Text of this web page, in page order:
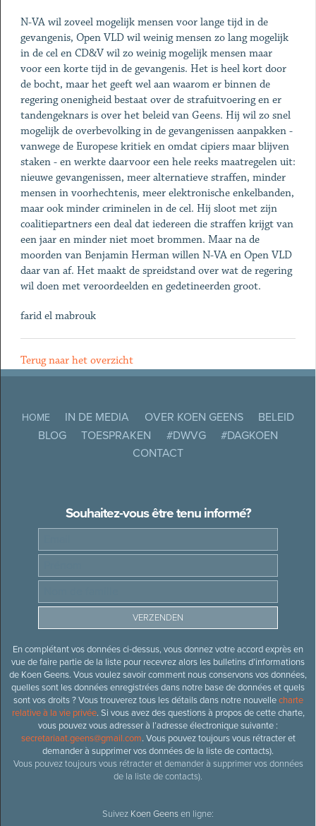
N-VA wil zoveel mogelijk mensen voor lange tijd in de
gevangenis, Open VLD wil weinig mensen zo lang mogelijk
in de cel en CD&V wil zo weinig mogelijk mensen maar
voor een korte tijd in de gevangenis. Het is heel kort door
de bocht, maar het geeft wel aan waarom er binnen de
regering onenigheid bestaat over de strafuitvoering en er
tandengeknars is over het beleid van Geens. Hij wil zo snel
mogelijk de overbevolking in de gevangenissen aanpakken -
vanwege de Europese kritiek en omdat cipiers maar blijven
staken - en werkte daarvoor een hele reeks maatregelen uit:
nieuwe gevangenissen, meer alternatieve straffen, minder
mensen in voorhechtenis, meer elektronische enkelbanden,
maar ook minder criminelen in de cel. Hij sloot met zijn
coalitiepartners een deal dat iedereen die straffen krijgt van
een jaar en minder niet moet brommen. Maar na de
moorden van Benjamin Herman willen N-VA en Open VLD
daar van af. Het maakt de spreidstand over wat de regering
wil doen met veroordeelden en gedetineerden groot.
farid el mabrouk
Terug naar het overzicht
HOME IN DE MEDIA OVER KOEN GEENS
BELEID
BLOG
TOESPRAKEN #DWVG
#DAGKOEN
CONTACT
Souhaitez-vous être tenu informé?
En complétant vos données ci-dessus, vous donnez votre accord exprès en
vue de faire partie de la liste pour recevrez alors les bulletins d’informations
de Koen Geens. Vous voulez savoir comment nous conservons vos données,
quelles sont les données enregistrées dans notre base de données et quels
sont vos droits ? Vous trouverez tous les détails dans notre nouvellecharte
relative à la vie privée. Si vous avez des questions à propos de cette charte,
vous pouvez vous adresser à l’adresse électronique suivante :
secretariaat.geens@gmail.com. Vous pouvez toujours vous rétracter et
demander à supprimer vos données de la liste de contacts).
Vous pouvez toujours vous rétracter et demander à supprimer vos données
de la liste de contacts).
Suivez Koen Geensen ligne: